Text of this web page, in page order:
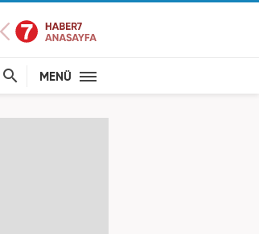
MENÜ